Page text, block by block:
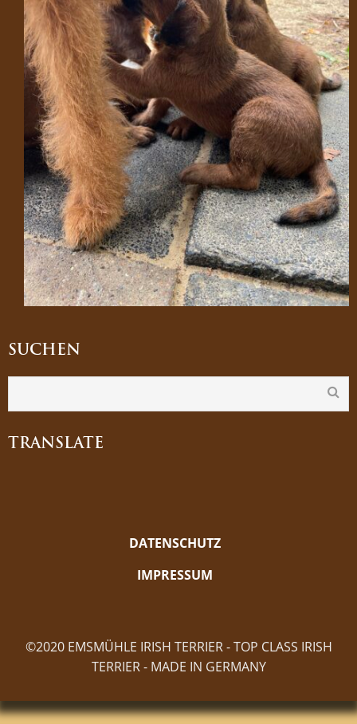
SUCHEN
TRANSLATE
DATENSCHUTZ
IMPRESSUM
©2020 EMSMÜHLE IRISH TERRIER - TOP CLASS IRISH
TERRIER - MADE IN GERMANY